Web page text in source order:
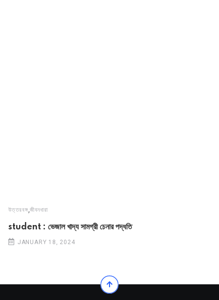
উত্তরবঙ্গ,জীবনধারা
student : ভেজাল খাদ্য সামগ্রী চেনার পদ্ধতি
JANUARY 18, 2024